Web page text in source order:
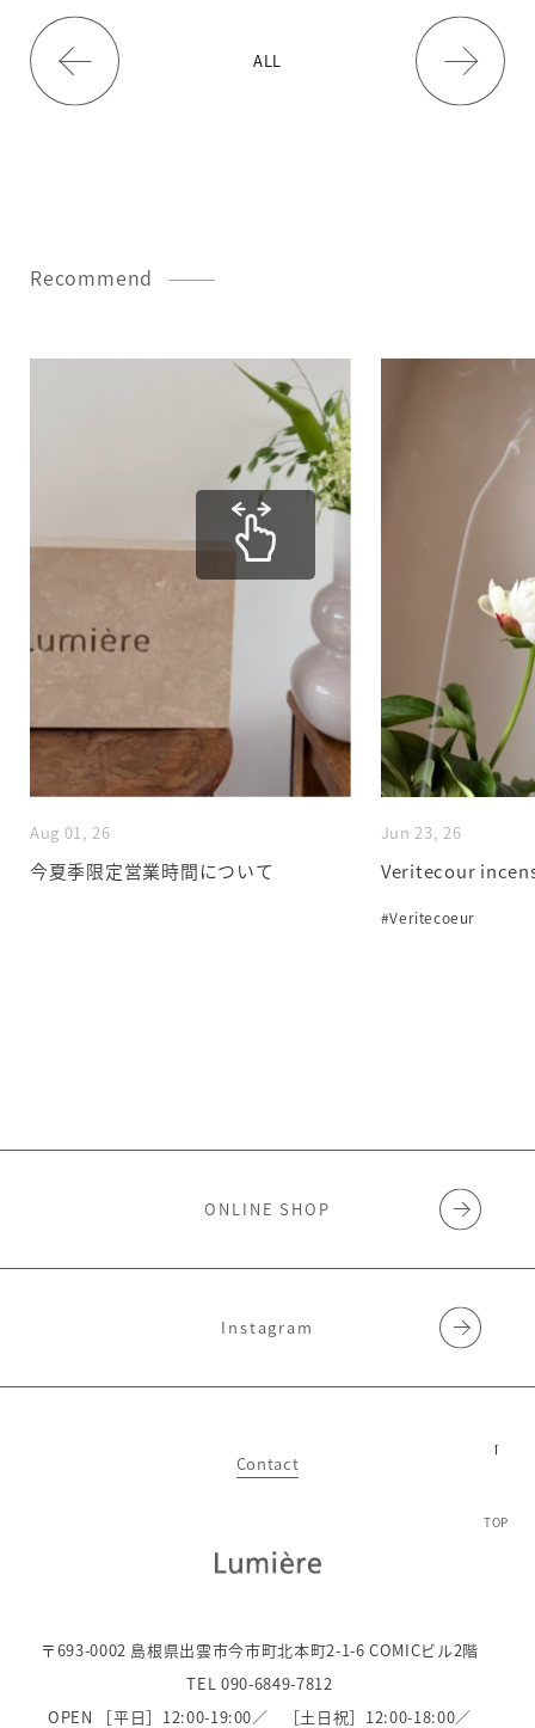
ALL
Recommend
Aug 01, 26
今夏季限定営業時間について
Jun 23, 26
Veritecour
#Veritecoeur
TOP
ONLINE SHOP
Instagram
Contact
〒693-0002 島根県出雲市今市町北本町2-1-6 COMICビル2階
TEL 090-6849-7812
OPEN ［平日］12:00-19:00／
［土日祝］12:00-18:00／